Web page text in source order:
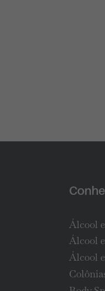
Álcool
Álcool
Álcool